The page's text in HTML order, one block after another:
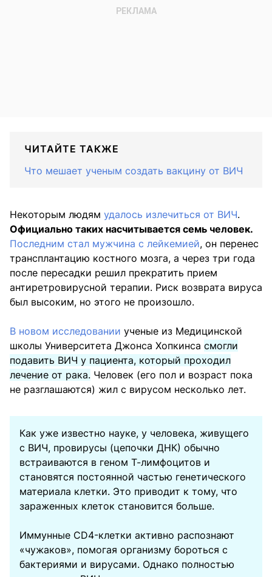
ЧИТАЙТЕ ТАКЖЕ
Что мешает ученым создать вакцину от ВИЧ
Некоторым людям удалось излечиться от ВИЧ.
Официально таких насчитывается семь человек.
Последним стал мужчина с лейкемией, он перенес
трансплантацию костного мозга, а через три года
после пересадки решил прекратить прием
антиретровирусной терапии. Риск возврата вируса
был высоким, но этого не произошло.
В новом исследовании ученые из Медицинской
школы Университета Джонса Хопкинса смогли
подавить ВИЧ у пациента, который проходил
лечение от рака. Человек (его пол и возраст пока
не разглашаются) жил с вирусом несколько лет.
Как уже известно науке, у человека, живущего
с ВИЧ, провирусы (цепочки ДНК) обычно
встраиваются в геном Т-лимфоцитов и
становятся постоянной частью генетического
материала клетки. Это приводит к тому, что
зараженных клеток становится больше.
Иммунные CD4-клетки активно распознают
«чужаков», помогая организму бороться с
бактериями и вирусами. Однако полностью